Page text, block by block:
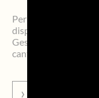
Per la vendemmia
disposizioni:
Gestione degli
cantina).